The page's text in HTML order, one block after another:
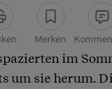
Merken
im
sie herum.